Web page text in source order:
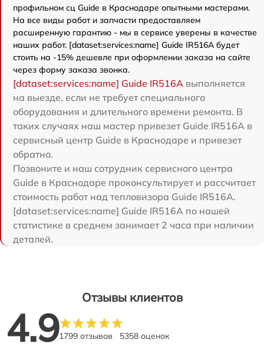
профильном сц Guide в Краснодаре опытными мастерами.
На все виды работ и запчасти предоставляем
расширенную гарантию - мы в сервисе уверены в качестве
наших работ. [dataset:services:name] Guide IR516A будет
стоить на -15% дешевле при оформлении заказа на сайте
через форму заказа звонка.
[dataset:services:name] Guide IR516A выполняется
на выезде, если не требует специального
оборудования и длительного времени ремонта. В
таких случаях наш мастер привезет Guide IR516A в
сервисный центр Guide в Краснодаре и привезет
обратно.
Позвоните и наш сотрудник сервисного центра
Guide в Краснодаре проконсультирует и рассчитает
стоимость работ над тепловизора Guide IR516A.
[dataset:services:name] Guide IR516A по нашей
статистике в среднем занимает 2 часа при наличии
деталей.
Отзывы клиентов
4.91799 отзывов 5358 оценок